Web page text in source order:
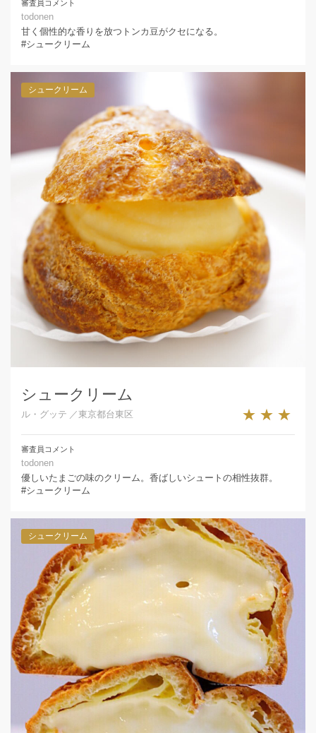
審査員コメント
todonen
甘く個性的な香りを放つトンカ豆がクセになる。
#シュークリーム
シュークリーム
シュークリーム
ル・グッテ ／東京都台東区 ★★★
審査員コメント
todonen
優しいたまごの味のクリーム。香ばしいシュートの相性抜群。
#シュークリーム
シュークリーム